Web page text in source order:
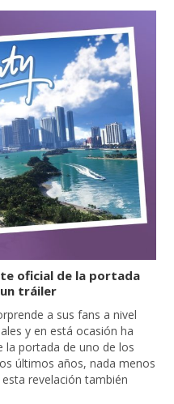
oficial de la portada
tráiler
a sus fans a nivel
y en está ocasión ha
la portada de uno de los
últimos años, nada menos
revelación también